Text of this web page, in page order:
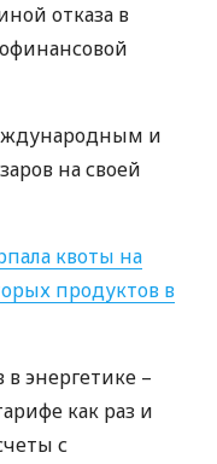
отказа в
и
на своей
квоты на
продуктов в
энергетике –
как раз и
с